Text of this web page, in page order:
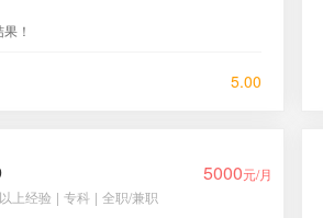
！
5.00
5000元/月
上经验 | 专科 | 全职/兼职